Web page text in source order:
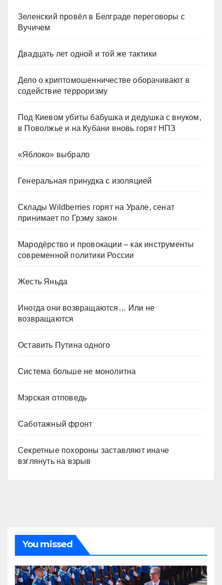
Зеленский провёл в Белграде переговоры с
Вучичем
Двадцать лет одной и той же тактики
Дело о криптомошенничестве оборачивают в
содействие терроризму
Под Киевом убиты бабушка и дедушка с внуком,
в Поволжье и на Кубани вновь горят НПЗ
«Яблоко» выбрало
Генеральная принудка с изоляцией
Склады Wildberries горят на Урале, сенат
принимает по Грэму закон
Мародёрство и провокации – как инструменты
современной политики России
Жесть Яньда
Иногда они возвращаются… Или не
возвращаются
Оставить Путина одного
Система больше не монолитна
Мэрская отповедь
Саботажный фронт
Секретные похороны заставляют иначе
взглянуть на взрыв
You missed